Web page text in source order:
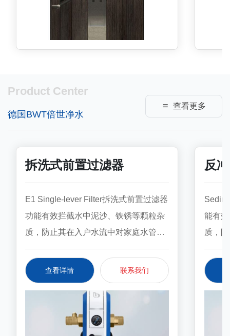
PVC（YP2013）
Product Center
德国BWT倍世净水
查看更多
拆洗式前置过滤器
E1 Single-lever Filter拆洗式前置过滤器
功能有效拦截水中泥沙、铁锈等颗粒杂
质，防止其在入户水流中对家庭水管及
涉水家电造成危害，为家居水安全保驾
护航。特点. 高品质聚丙烯PP滤网通过
HACCP（国际食品安全标准）认证；.
一个手柄关闭水源，每个人都能轻松操
作；. 30秒内即可完成滤芯更换；. 更换
滤芯无需工具，无溅水；. 滤芯可手洗
查看详情 联系我们
反
能有
质，
涉水
护航